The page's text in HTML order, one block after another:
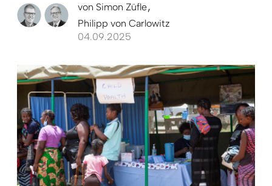
von Simon Züfle
Philipp von Carlowitz
04.09.2025